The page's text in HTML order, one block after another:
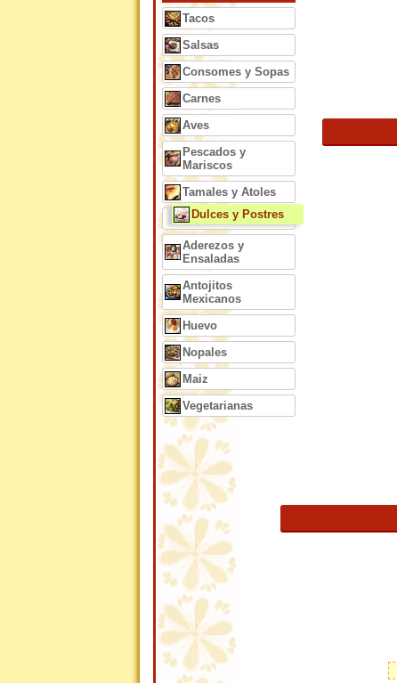
Tacos
Salsas
Consomes y Sopas
Carnes
Aves
Pescados y
Mariscos
Tamales y Atoles
Dulces y Postres
Aderezos y
Ensaladas
Antojitos
Mexicanos
Huevo
Nopales
Maiz
Vegetarianas